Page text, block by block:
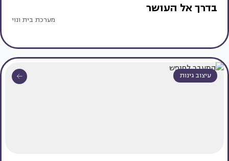
בדרך אל העושר
מערכת בית ונוי
עיצוב גינות